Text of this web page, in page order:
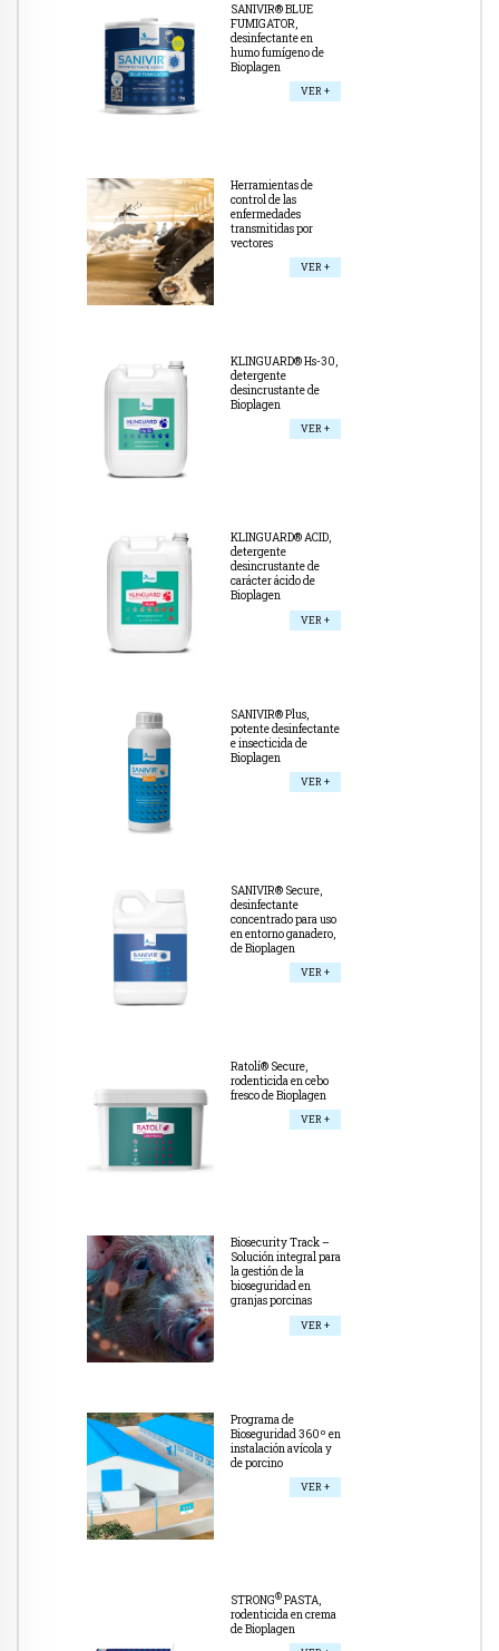
SANIVIR® BLUE
FUMIGATOR,
desinfectante en
humo fumígeno de
Bioplagen
VER +
Herramientas de
control de las
enfermedades
transmitidas por
vectores
VER +
KLINGUARD® Hs-30,
detergente
desincrustante de
Bioplagen
VER +
KLINGUARD® ACID,
detergente
desincrustante de
carácter ácido de
Bioplagen
VER +
SANIVIR® Plus,
potente desinfectante
e insecticida de
Bioplagen
VER +
SANIVIR® Secure,
desinfectante
concentrado para uso
en entorno ganadero,
de Bioplagen
VER +
Ratolí® Secure,
rodenticida en cebo
fresco de Bioplagen
VER +
Biosecurity Track –
Solución integral para
la gestión de la
bioseguridad en
granjas porcinas
VER +
Programa de
Bioseguridad 360º en
instalación avícola y
de porcino
VER +
STRONG®PASTA,
rodenticida en crema
de Bioplagen